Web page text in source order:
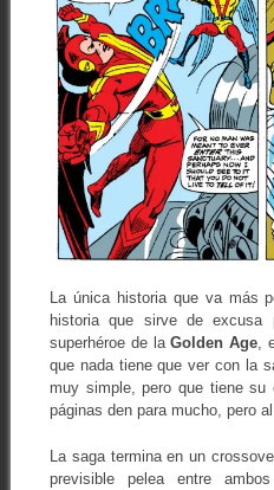
La única historia que va más
historia que sirve de excusa
superhéroe de laGolden Age,
que nada tiene que ver con la
muy simple, pero que tiene su
páginas den para mucho, pero
La saga termina en un
previsible pelea entre